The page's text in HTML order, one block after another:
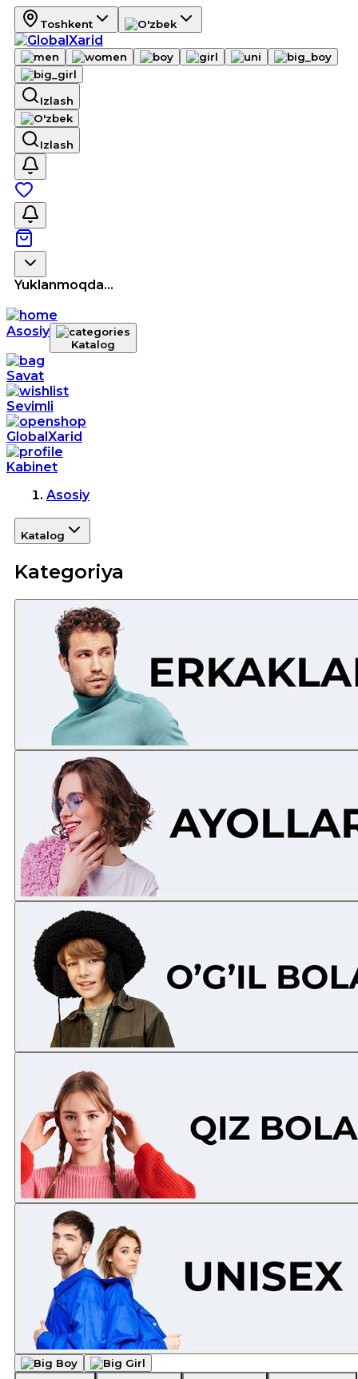
Toshkent
Izlash
Izlash
Yuklanmoqda...
Asosiy
Katalog
Savat
Sevimli
GlobalXarid
Kabinet
Asosiy
Katalog
Kategoriya